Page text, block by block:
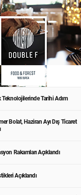
Teknolojilerinde Tarihi Adım
Bolat, Haziran Ayı Dış Ticaret
Rakamları Açıklandı
Açıklandı